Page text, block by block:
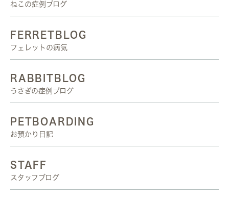
ねこの症例ブログ
FERRETBLOG
フェレットの病気
RABBITBLOG
うさぎの症例ブログ
PETBOARDING
お預かり日記
STAFF
スタッフブログ